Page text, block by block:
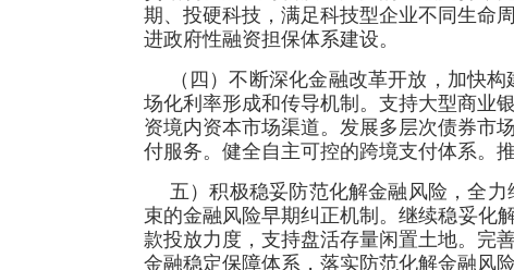
期、投硬科技，满足科技型企业不同生命
进政府性融资担保体系建设。
（四）不断深化金融改革开放，加快
场化利率形成和传导机制。支持大型商业
资境内资本市场渠道。发展多层次债券市
付服务。健全自主可控的跨境支付体系。
五）积极稳妥防范化解金融风险，全
束的金融风险早期纠正机制。继续稳妥化
款投放力度，支持盘活存量闲置土地。完
金融稳定保障体系，落实防范化解金融风险